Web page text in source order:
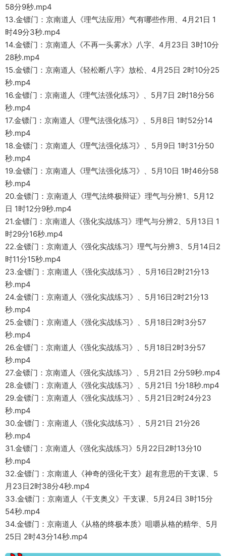
58分9秒.mp4
13.金镖门：京南道人《理气法应用》气有哪些作用、4月21日 1
时49分3秒.mp4
14.金镖门：京南道人《不再一头雾水》八字、4月23日 3时10分
28秒.mp4
15.金镖门：京南道人《轻松断八字》放松、4月25日 2时10分25
秒.mp4
16.金镖门：京南道人《理气法强化练习》、5月7日 2时18分56
秒.mp4
17.金镖门：京南道人《理气法强化练习》、5月8日 1时52分14
秒.mp4
18.金镖门：京南道人《理气法强化练习》、5月9日 1时31分50
秒.mp4
19.金镖门：京南道人《理气法强化练习》、5月10日 1时46分58
秒.mp4
20.金镖门：京南道人《理气法终极辩证》理气与分辨1、5月12
日 1时12分9秒.mp4
21.金镖门：京南道人《强化实战练习》理气与分辨2、5月13日 1
时29分16秒.mp4
22.金镖门：京南道人《强化实战练习》理气与分辨3、5月14日2
时11分15秒.mp4
23.金镖门：京南道人《强化实战练习》、5月16日2时21分13
秒.mp4
24.金镖门：京南道人《强化实战练习》、5月16日2时21分13
秒.mp4
25.金镖门：京南道人《强化实战练习》、5月18日2时3分57
秒.mp4
26.金镖门：京南道人《强化实战练习》、5月18日2时3分57
秒.mp4
27.金镖门：京南道人《强化实战练习》、5月21日 2分59秒.mp4
28.金镖门：京南道人《强化实战练习》、5月21日 1分18秒.mp4
29.金镖门：京南道人《强化实战练习》、5月21日2时24分23
秒.mp4
30.金镖门：京南道人《强化实战练习》、5月21日 21分26
秒.mp4
31.金镖门：京南道人《强化实战练习》5月22日2时13分10
秒.mp4
32.金镖门：京南道人《神奇的强化干支》超有意思的干支课、5
月23日2时38分4秒.mp4
33.金镖门：京南道人《干支奥义》干支课、5月24日 3时15分
54秒.mp4
34.金镖门：京南道人《从格的终极本质》咀嚼从格的精华、5月
25日 2时43分14秒.mp4